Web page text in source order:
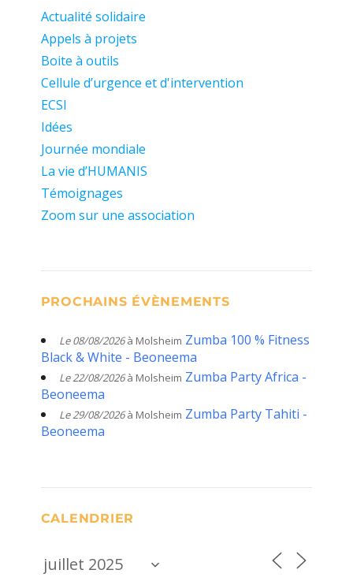
Actualité solidaire
Appels à projets
Boite à outils
Cellule d’urgence et d'intervention
ECSI
Idées
Journée mondiale
La vie d’HUMANIS
Témoignages
Zoom sur une association
PROCHAINS ÉVÈNEMENTS
Le 08/08/2026à Molsheim Zumba 100 % Fitness
Black & White - Beoneema
Le 22/08/2026à Molsheim Zumba Party Africa -
Beoneema
Le 29/08/2026à Molsheim Zumba Party Tahiti -
Beoneema
CALENDRIER